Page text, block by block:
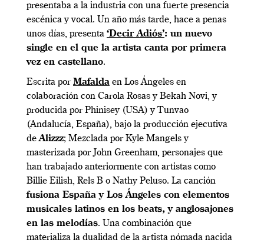
presentaba a la industria con una fuerte presencia
escénica y vocal. Un año más tarde, hace a penas
unos días, presenta ‘Decir Adiós’: un nuevo
single en el que la artista canta por primera
vez en castellano.
Escrita porMafalda en Los Ángeles en
colaboración con Carola Rosas y Bekah Novi, y
producida por Phinisey (USA) y Tunvao
(Andalucía, España), bajo la producción ejecutiva
deAlizzz; Mezclada por Kyle Mangels y
masterizada por John Greenham, personajes que
han trabajado anteriormente con artistas como
Billie Eilish, Rels B o Nathy Peluso. La canción
fusiona España y Los Ángeles con elementos
musicales latinos en los beats, y anglosajones
en las melodías. Una combinación que
materializa la dualidad de la artista nómada nacida